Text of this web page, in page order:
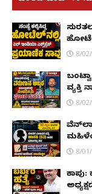
8/
ವ್ಯಕ್ತಿ
8/
ಮಹಿಳೆಯ
8/